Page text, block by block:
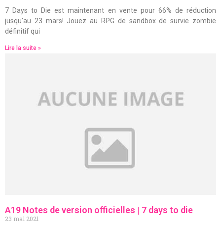
7 Days to Die est maintenant en vente pour 66% de réduction
jusqu'au 23 mars! Jouez au RPG de sandbox de survie zombie
définitif qui
Lire la suite »
A19 Notes de version officielles | 7 days to die
23 mai 2021